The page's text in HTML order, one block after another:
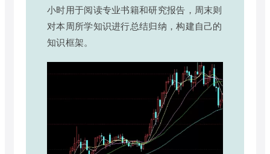
小时用于阅读专业书籍和研究报告，周末则
对本周所学知识进行总结归纳，构建自己的
知识框架。